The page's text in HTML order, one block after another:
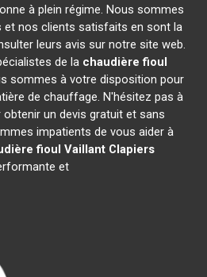
à plein régime. Nous sommes
et nos clients satisfaits en sont la
leurs avis sur notre site web.
de la chaudière fioul
sommes à votre disposition pour
de chauffage. N'hésitez pas à
un devis gratuit et sans
impatients de vous aider à
fioul Vaillant Clapiers
et